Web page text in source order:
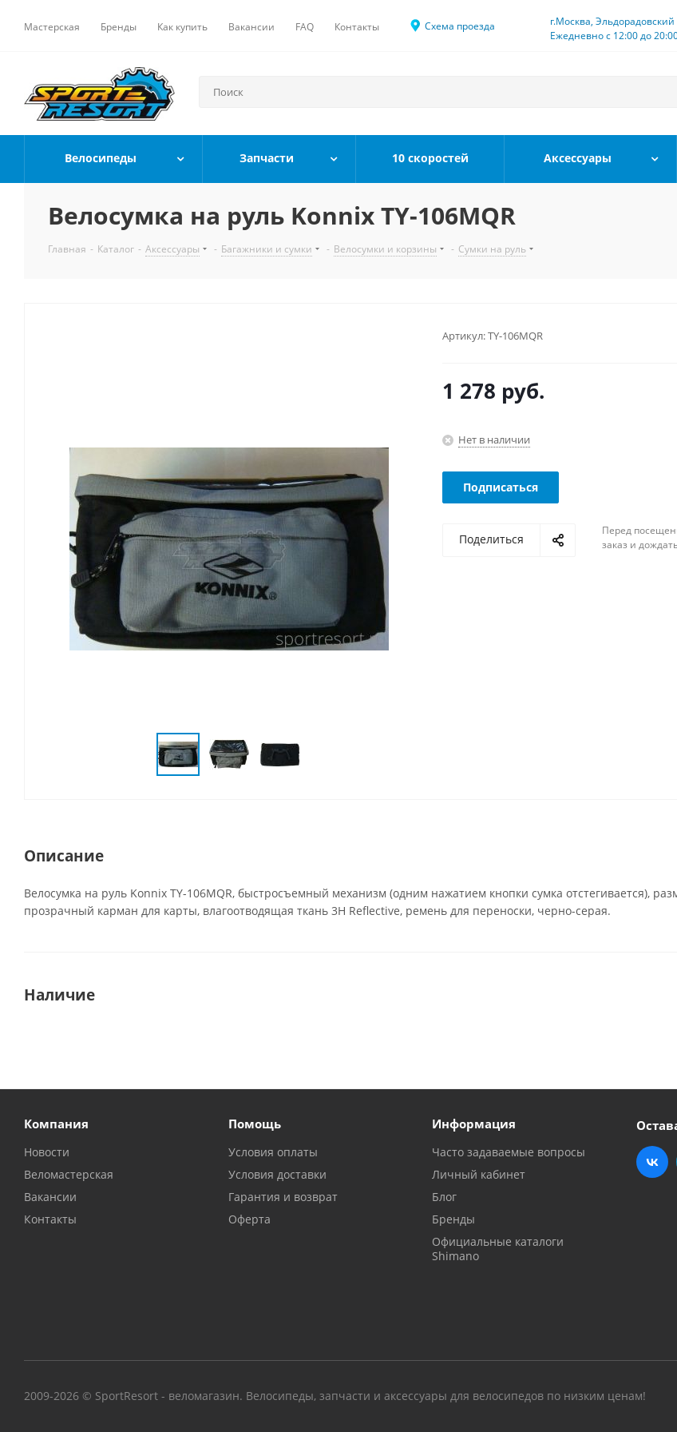
Мастерская Бренды Как купить Вакансии FAQ Контакты Схема проезда
г.Москва, Эльдорадовский
Ежедневно с 12:00 до
Велосипеды Запчасти 10 скоростей Аксессуары
Велосумка на руль Konnix TY-106MQR
Главная - Каталог - Аксессуары - Багажники и сумки - Велосумки и корзины - Сумки на руль
Артикул:TY-106MQR
1 278 руб.
Нет в наличии
Подписаться
Поделиться
Перед
заказ и
Описание
Велосумка на руль Konnix TY-106MQR, быстросъемный механизм (одним нажатием кнопки сумка отстегивается),
прозрачный карман для карты, влагоотводящая ткань 3H Reflective, ремень для переноски, черно-серая.
Наличие
Компания
Новости
Веломастерская
Вакансии
Контакты
Помощь
Условия оплаты
Условия доставки
Гарантия и возврат
Оферта
Информация
Часто задаваемые вопросы
Личный кабинет
Блог
Бренды
Официальные каталоги
Shimano
2009-2026 © SportResort - веломагазин. Велосипеды, запчасти и аксессуары для велосипедов по низким ценам!